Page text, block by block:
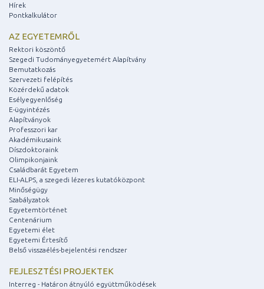
Hírek
Pontkalkulátor
AZ EGYETEMRŐL
Rektori köszöntő
Szegedi Tudományegyetemért Alapítvány
Bemutatkozás
Szervezeti felépítés
Közérdekű adatok
Esélyegyenlőség
E-ügyintézés
Alapítványok
Professzori kar
Akadémikusaink
Díszdoktoraink
Olimpikonjaink
Családbarát Egyetem
ELI-ALPS, a szegedi lézeres kutatóközpont
Minőségügy
Szabályzatok
Egyetemtörténet
Centenárium
Egyetemi élet
Egyetemi Értesítő
Belső visszaélés-bejelentési rendszer
FEJLESZTÉSI PROJEKTEK
Interreg - Határon átnyúló együttműködések